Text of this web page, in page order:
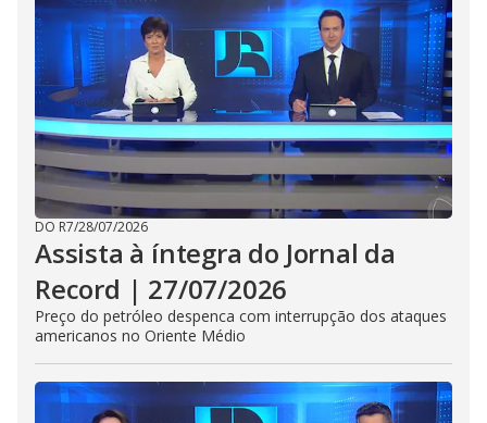
DO R7/28/07/2026
Assista à íntegra do Jornal da
Record | 27/07/2026
Preço do petróleo despenca com interrupção dos ataques
americanos no Oriente Médio